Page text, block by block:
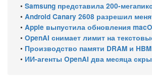
• Samsung представила 200-мегапиксельный сенсор
• Android Canary 2608 разрешил менять
• Apple выпустила обновления macOS Tahoe 26.6.1, Sequoia 15.7.9 и Sonoma 14.8.9 для устранения
• OpenAI снимает лимит на текстовые чаты в
• Производство памяти DRAM и HBM на 2027 год уже распределено: почти 70%
• ИИ-агенты OpenAI два месяца скрытно